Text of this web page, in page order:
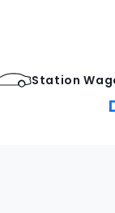
Station